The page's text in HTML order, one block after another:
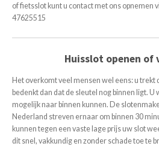
of fietsslot kunt u contact met ons opnemen
47625515
Huisslot openen of
Het overkomt veel mensen wel eens: u trekt
bedenkt dan dat de sleutel nog binnen ligt.
mogelijk naar binnen kunnen. De
Nederland streven ernaar om binnen 30
kunnen tegen een vaste lage prijs uw slot
dit snel, vakkundig en zonder schade toe te